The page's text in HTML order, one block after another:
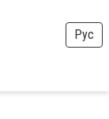
Рус